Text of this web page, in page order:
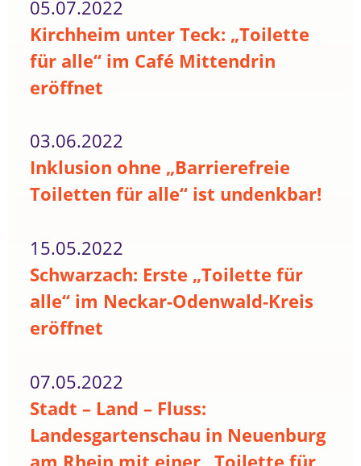
05.07.2022
Kirchheim unter Teck: „Toilette
für alle“ im Café Mittendrin
eröffnet
03.06.2022
Inklusion ohne „Barrierefreie
Toiletten für alle“ ist undenkbar!
15.05.2022
Schwarzach: Erste „Toilette für
alle“ im Neckar-Odenwald-Kreis
eröffnet
07.05.2022
Stadt – Land – Fluss:
Landesgartenschau in Neuenburg